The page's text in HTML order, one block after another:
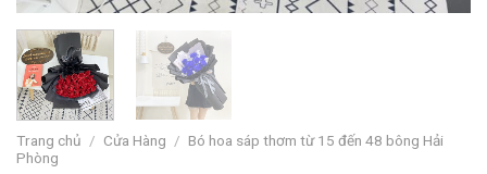
Trang chủ / Cửa Hàng / Bó hoa sáp thơm từ 15 đến 48 bông Hải
Phòng